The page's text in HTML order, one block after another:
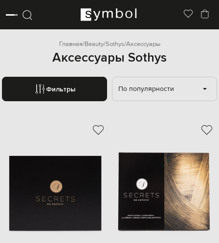
Главная Beauty Sothys Аксессуары
Аксессуары Sothys
Фильтры По популярности